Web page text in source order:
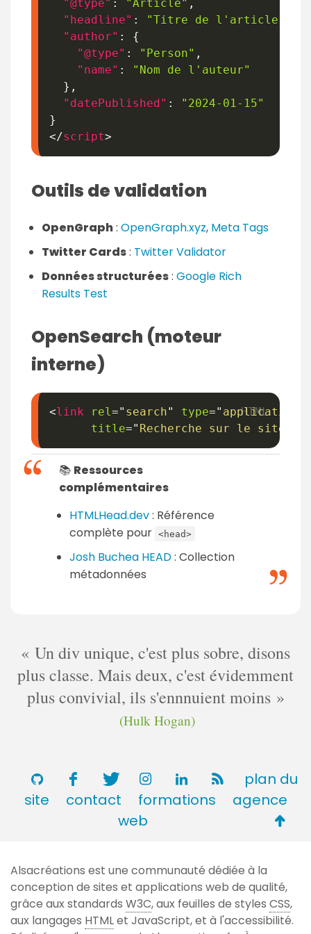
"@type" : "Article" ,
"headline" : "Titre de l'article"
"author" :
{
"@type" : "Person" ,
"name" :
"Nom de l'auteur"
} ,
"datePublished" :
"2024-01-15"
}
</script>
Outils de validation
OpenGraph: OpenGraph.xyz, Meta Tags
Twitter Cards: Twitter Validator
Données structurées: Google Rich
Results Test
OpenSearch (moteur
interne)
<link rel=" search" type=" application/
title=" Recherche sur le site
📚 Ressources
complémentaires
HTMLHead.dev: Référence
complète pour <head>
Josh Buchea HEAD: Collection
métadonnées
Un div unique, c'est plus sobre, disons
plus classe. Mais deux, c'est évidemment
plus convivial, ils s'ennnuient moins
(Hulk Hogan)
plan du
site
contact formations
agence
web
de
page
Alsacréations est une communauté dédiée à la
conception de sites et applications web de qualité,
grâce aux standards W3C, aux feuilles de styles CSS,
aux langages HTMLet JavaScript, et à l'accessibilité.